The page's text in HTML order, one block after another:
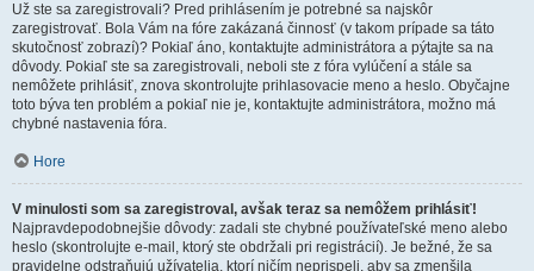
Už ste sa zaregistrovali? Pred prihlásením je potrebné sa najskôr
zaregistrovať. Bola Vám na fóre zakázaná činnosť (v takom prípade sa táto
skutočnosť zobrazí)? Pokiaľ áno, kontaktujte administrátora a pýtajte sa na
dôvody. Pokiaľ ste sa zaregistrovali, neboli ste z fóra vylúčení a stále sa
nemôžete prihlásiť, znova skontrolujte prihlasovacie meno a heslo. Obyčajne
toto býva ten problém a pokiaľ nie je, kontaktujte administrátora, možno má
chybné nastavenia fóra.
Hore
V minulosti som sa zaregistroval, avšak teraz sa nemôžem prihlásiť!
Najpravdepodobnejšie dôvody: zadali ste chybné používateľské meno alebo
heslo (skontrolujte e-mail, ktorý ste obdržali pri registrácií). Je bežné, že sa
pravidelne odstraňujú užívatelia, ktorí ničím neprispeli, aby sa zmenšila